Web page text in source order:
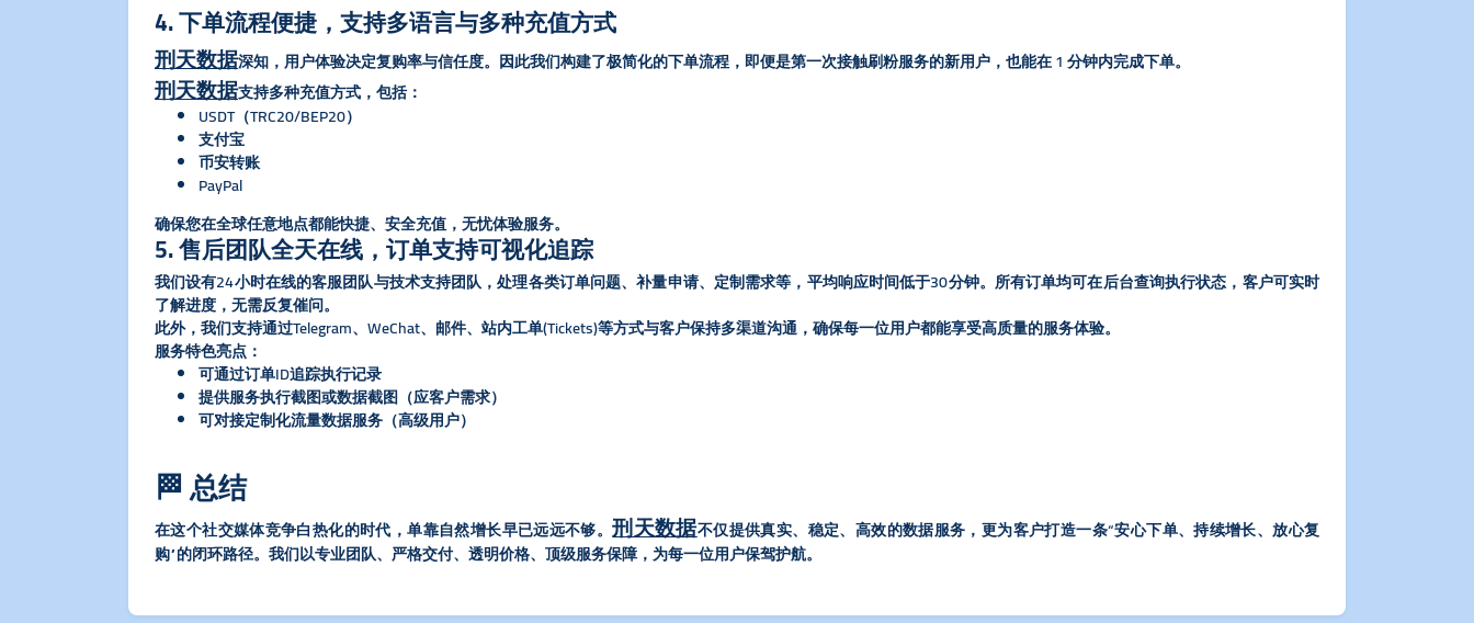
4. 下单流程便捷，支持多语言与多种充值方式
刑天数据深知，用户体验决定复购率与信任度。因此我们构建了极简化的下单流程，即便是第一次接触刷粉服务的新用户，也能在 1 分钟内完成下单。
刑天数据支持多种充值方式，包括：
USDT（TRC20/BEP20）
支付宝
币安转账
PayPal
确保您在全球任意地点都能快捷、安全充值，无忧体验服务。
5. 售后团队全天在线，订单支持可视化追踪
我们设有24小时在线的客服团队与技术支持团队，处理各类订单问题、补量申请、定制需求等，平均响应时间低于30分钟。所有订单均可在后台查询执行状态，客户可实时
了解进度，无需反复催问。
此外，我们支持通过Telegram、WeChat、邮件、站内工单(Tickets)等方式与客户保持多渠道沟通，确保每一位用户都能享受高质量的服务体验。
​服务特色亮点：​
可通过订单ID追踪执行记录
提供服务执行截图或数据截图（应客户需求）
可对接定制化流量数据服务（高级用户）
🏁 总结
在这个社交媒体竞争白热化的时代，单靠自然增长早已远远不够。刑天数据不仅提供真实、稳定、高效的数据服务，更为客户打造一条“安心下单、持续增长、放心复
购”的闭环路径。我们以专业团队、严格交付、透明价格、顶级服务保障，为每一位用户保驾护航。